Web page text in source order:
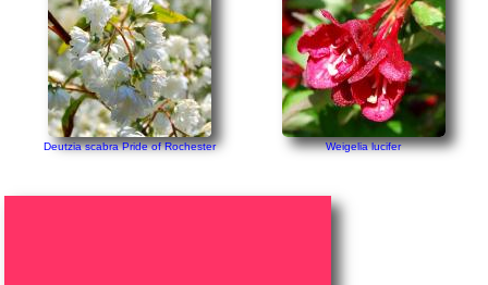
Deutzia scabra Pride of Rochester Weigelia lucifer